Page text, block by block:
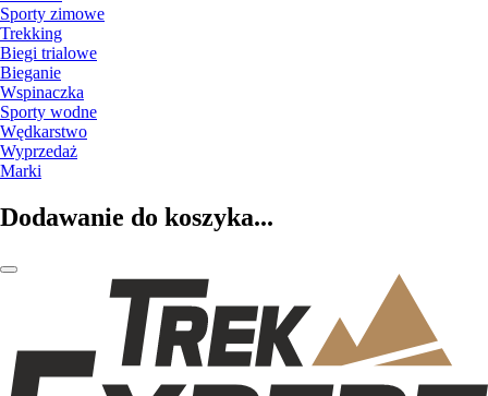
Sporty zimowe
Trekking
Biegi trialowe
Bieganie
Wspinaczka
Sporty wodne
Wędkarstwo
Wyprzedaż
Marki
Dodawanie do koszyka...